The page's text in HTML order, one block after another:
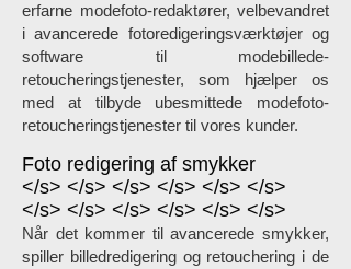
erfarne modefoto-redaktører, velbevandret
i avancerede fotoredigeringsværktøjer og
software til modebillede-
retoucheringstjenester, som hjælper os
med at tilbyde ubesmittede modefoto-
retoucheringstjenester til vores kunder.
Foto redigering af smykker
</s> </s> </s> </s> </s> </s>
</s> </s> </s> </s> </s> </s>
Når det kommer til avancerede smykker,
spiller billedredigering og retouchering i de